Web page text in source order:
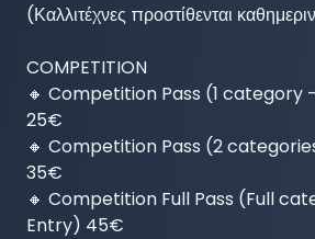
(Καλλιτέχνες προστίθενται
COMPETITION
🔸 Competition Pass (1 category
25€
🔸 Competition Pass (2
35€
🔸 Competition Full Pass (Full
Entry) 45€